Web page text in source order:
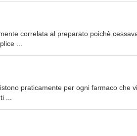
correlata al preparato poichè
...
praticamente per ogni farmaco che
...